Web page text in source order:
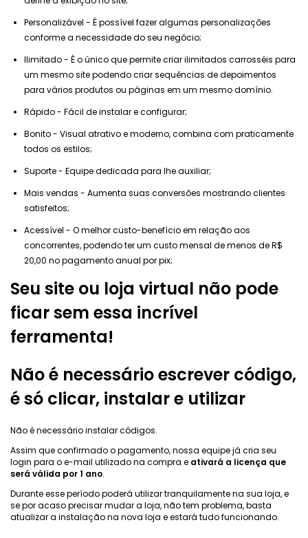
Personalizável - É possível fazer algumas personalizações
conforme a necessidade do seu negócio;
Ilimitado - É o único que permite criar ilimitados carrosséis para
um mesmo site podendo criar sequências de depoimentos
para vários produtos ou páginas em um mesmo domínio.
Rápido - Fácil de instalar e configurar;
Bonito - Visual atrativo e moderno, combina com praticamente
todos os estilos;
Suporte - Equipe dedicada para lhe auxiliar;
Mais vendas - Aumenta suas conversões mostrando clientes
satisfeitos;
Acessível - O melhor custo-benefício em relação aos
concorrentes, podendo ter um custo mensal de menos de R$
20,00 no pagamento anual por pix;
Seu site ou loja virtual não pode
ficar sem essa incrível
ferramenta!
Não é necessário escrever código,
é só clicar, instalar e utilizar
Não é necessário instalar códigos.
Assim que confirmado o pagamento, nossa equipe já cria seu
login para o e-mail utilizado na compra e ativará a licença que
será válida por 1 ano.
Durante esse período poderá utilizar tranquilamente na sua loja, e
se por acaso precisar mudar a loja, não tem problema, basta
atualizar a instalação na nova loja e estará tudo funcionando.